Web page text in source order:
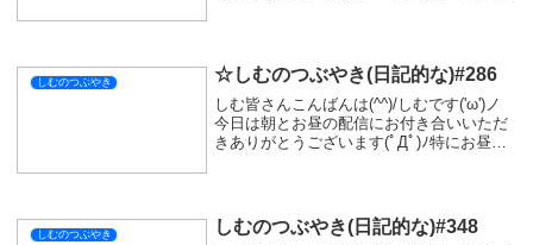
しむのつぶやき ☆しむのつぶやき(日記的な)#286
しむ皆さんこんばんは(^^)/しむです('ω')ノ
今日は朝とお昼の配信にお付き合いいただ
きありがとうございます(ﾟДﾟ)ﾉ特にお昼は
しむのつぶやき しむのつぶやき(日記的な)#348